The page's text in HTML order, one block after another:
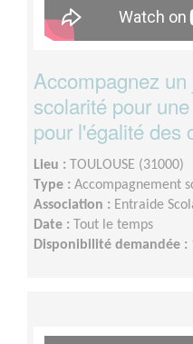
Accompagnez
scolarité pour
pour l'égalité des
Lieu :
TOULOUSE (31000)
Type : Accompagnement
Association : Entraide
Date :
Tout le temps
Disponibilité demandée :